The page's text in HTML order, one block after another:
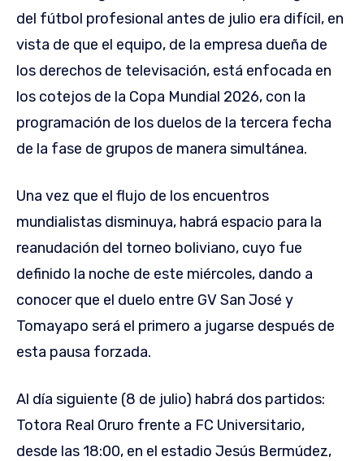
del fútbol profesional antes de julio era difícil, en
vista de que el equipo, de la empresa dueña de
los derechos de televisación, está enfocada en
los cotejos de la Copa Mundial 2026, con la
programación de los duelos de la tercera fecha
de la fase de grupos de manera simultánea.
Una vez que el flujo de los encuentros
mundialistas disminuya, habrá espacio para la
reanudación del torneo boliviano, cuyo fue
definido la noche de este miércoles, dando a
conocer que el duelo entre GV San José y
Tomayapo será el primero a jugarse después de
esta pausa forzada.
Al día siguiente (8 de julio) habrá dos partidos:
Totora Real Oruro frente a FC Universitario,
desde las 18:00, en el estadio Jesús Bermúdez,